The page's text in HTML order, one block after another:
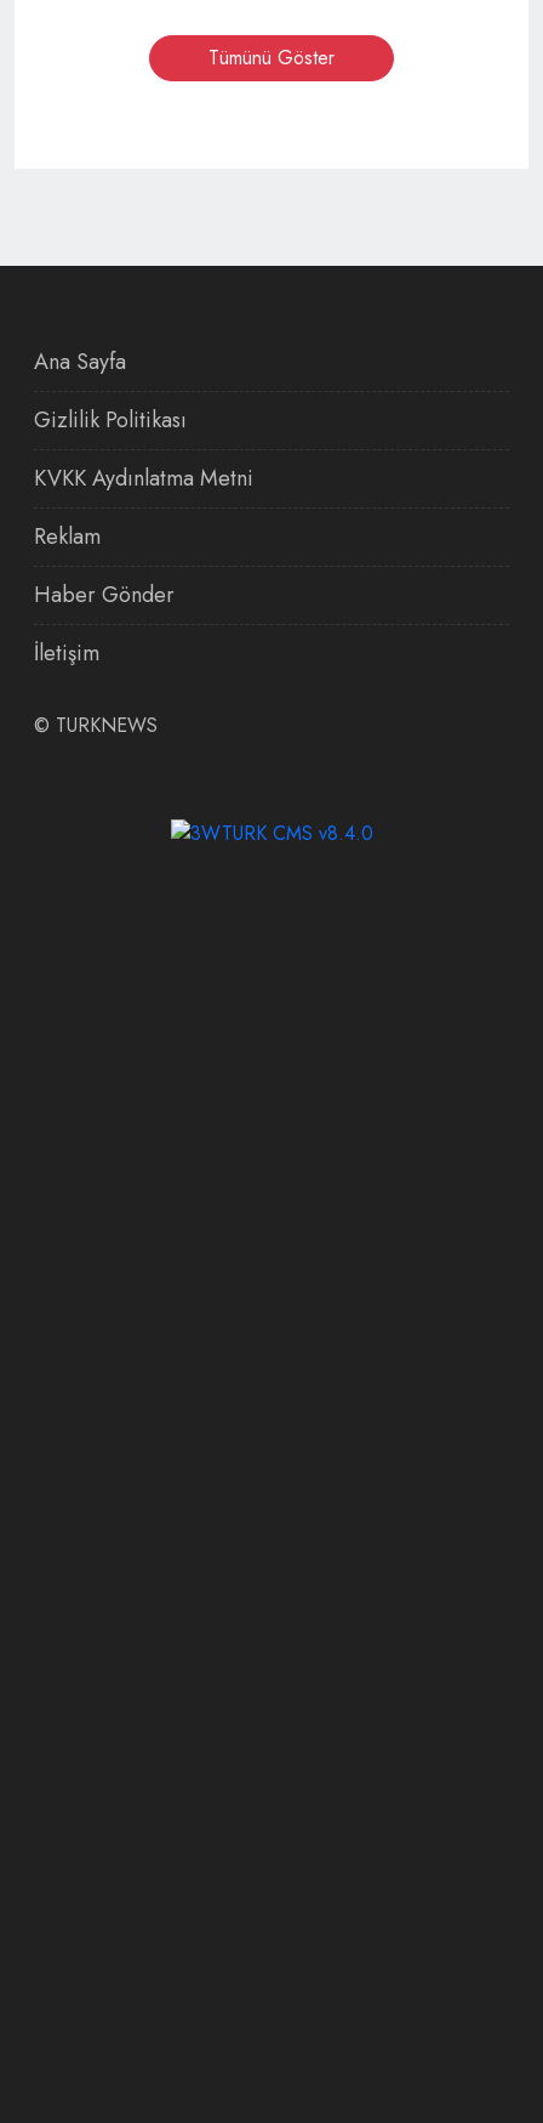
Tümünü Göster
Ana Sayfa
Gizlilik Politikası
KVKK Aydınlatma Metni
Reklam
Haber Gönder
İletişim
© TURKNEWS